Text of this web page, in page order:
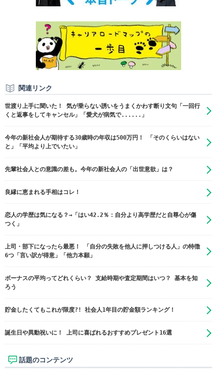
関連リンク
世渡り上手に聞いた！ 気が乗らない誘いをうまくかわす断り文句「一回行
くと返事をしてキャンセル」「愛犬が病気で......」
今年の新社会人が期待する30歳時の年収は500万円！ 「そのくらいはない
と」「平均より上でいたい」
先輩社会人との意識の差も。今年の新社会人の「出世意欲」は？
良縁に恵まれる手相はコレ！
恋人の学歴は気になる？→「はい42.2％：自分より高学歴だと自尊心が傷
つく」
上司・部下になったら最悪！ 「自分の失敗を他人に押しつける人」の特徴
6つ「言い訳が得意」「他力本願」
ボーナスの平均ってどれくらい？ 支給時期や査定期間はいつ？ 基本を知
ろう
貯金したくてもこれが限度?! 社会人1年目の貯金額ランキング！
誕生日や異動祝いに！ 上司に喜ばれるおすすめプレゼント16選
話題のコンテンツ